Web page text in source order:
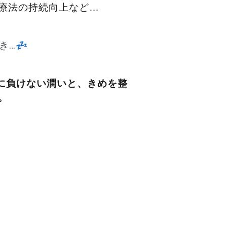
法の持続向上など…
…💤
負けない潤いと、きめを整